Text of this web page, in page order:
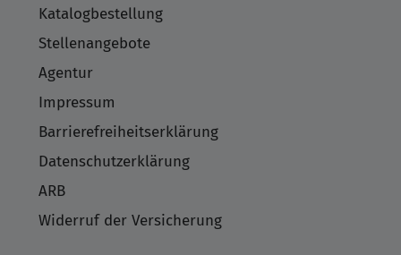
Katalogbestellung
Stellenangebote
Agentur
Impressum
Barrierefreiheitserklärung
Datenschutzerklärung
ARB
Widerruf der Versicherung